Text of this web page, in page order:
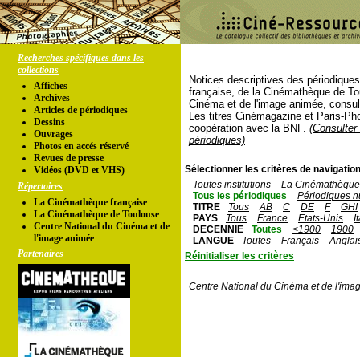
Recherches spécifiques dans les
collections
Affiches
Archives
Articles de périodiques
Dessins
Ouvrages
Photos en accés réservé
Revues de presse
Vidéos (DVD et VHS)
Répertoires
La Cinémathèque française
La Cinémathèque de Toulouse
Centre National du Cinéma et de
l'image animée
Partenaires
Notices descriptives des
française, de la Cinémathèque de
Cinéma et de l'image animée,
Les titres Cinémagazine et Paris-
coopération avec la BNF.
périodiques)
Sélectionner les critères de
Toutes institutions
La
Tous les périodiques
Périodiques
TITRE
Tous AB C DE F
GHI
PAYS
Tous France Etats-Unis
DECENNIE
Toutes <1900
1900
LANGUE
Toutes Français
Réinitialiser les critères
Centre National du Cinéma et de